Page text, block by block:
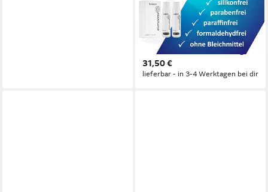
Haarfarben-Entferner
Eliminator Haarfarben
Entferner + Creme Oxydant
Entwickler 3% 500ml, 1-tlg.
31,50 €
lieferbar - in 3-4 Werktagen bei dir